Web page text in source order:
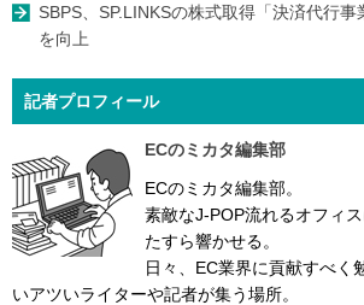
SBPS、SP.LINKSの株式取得「決済代行
を向上
記者プロフィール
ECのミカタ編集部
ECのミカタ編集部。
素敵なJ-POP流れるオフィ
たすら響かせる。
日々、EC業界に貢献すべく
いアツいライターや記者が集う場所。